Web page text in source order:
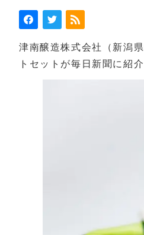
津南醸造株式会社（新潟
トセットが毎日新聞に紹